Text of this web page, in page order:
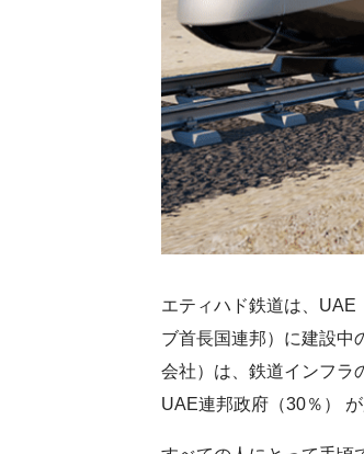
エティハド鉄道は、UAE
ブ首長国連邦）に建設中
会社）は、鉄道インフラ
UAE連邦政府（30％） が